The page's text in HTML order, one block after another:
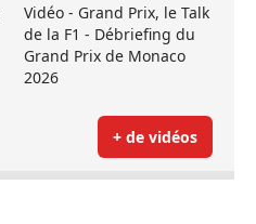
Vidéo - Grand Prix, le Talk
de la F1 - Débriefing du
Grand Prix de Monaco
2026
+ de vidéos